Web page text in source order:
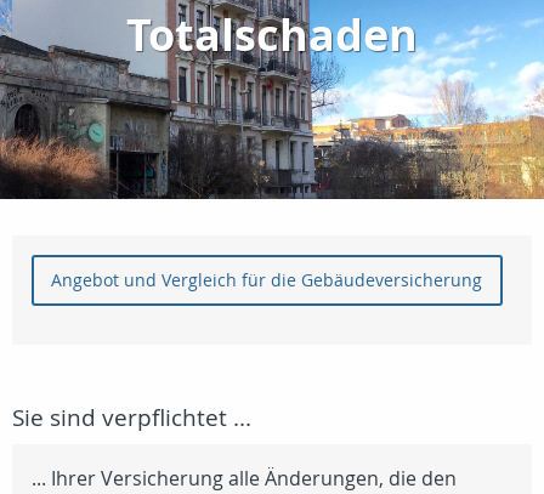
Totalschaden
Angebot und Vergleich für die Gebäudeversicherung
Sie sind verpflichtet ...
... Ihrer Versicherung alle Änderungen, die den